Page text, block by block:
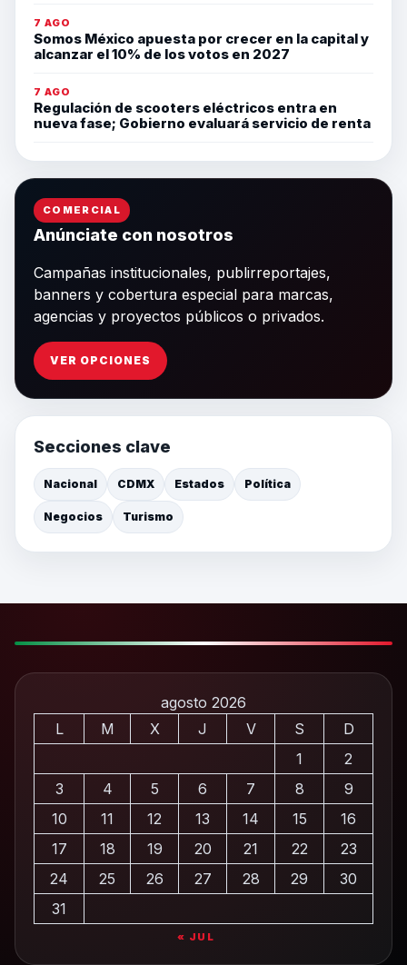
7 AGO
Somos México apuesta por crecer en la capital y
alcanzar el 10% de los votos en 2027
7 AGO
Regulación de scooters eléctricos entra en
nueva fase; Gobierno evaluará servicio de renta
COMERCIAL
Anúnciate con nosotros
Campañas institucionales, publirreportajes,
banners y cobertura especial para marcas,
agencias y proyectos públicos o privados.
VER OPCIONES
Secciones clave
Nacional CDMX Estados Política
Negocios Turismo
agosto 2026
L
M X J V S
D
1
2
3
4 5 6 7 8
9
10
11 12 13 14 15
16
17
18 19 20 21 22
23
24
25 26 27 28 29
30
31
« JUL